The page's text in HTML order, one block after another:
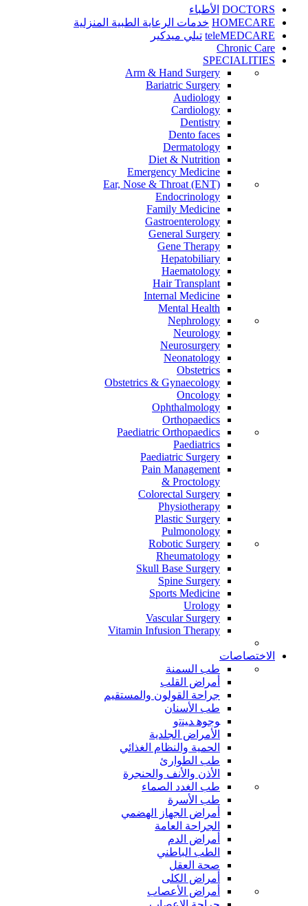
DOCTORS الأطباء
HOMECARE خدمات الرعاية الطبية المنزلية
teleMEDCARE تيلي ميدكير
Chronic Care
SPECIALITIES
Arm & Hand Surgery
Bariatric Surgery
Audiology
Cardiology
Dentistry
Dento faces
Dermatology
Diet & Nutrition
Emergency Medicine
Ear, Nose & Throat (ENT)
Endocrinology
Family Medicine
Gastroenterology
General Surgery
Gene Therapy
Hepatobiliary
Haematology
Hair Transplant
Internal Medicine
Mental Health
Nephrology
Neurology
Neurosurgery
Neonatology
Obstetrics
Obstetrics & Gynaecology
Oncology
Ophthalmology
Orthopaedics
Paediatric Orthopaedics
Paediatrics
Paediatric Surgery
Pain Management
Proctology &
Colorectal Surgery
Physiotherapy
Plastic Surgery
Pulmonology
Robotic Surgery
Rheumatology
Skull Base Surgery
Spine Surgery
Sports Medicine
Urology
Vascular Surgery
Vitamin Infusion Therapy
الاختصاصات
طب السمنة
أمراض القلب
جراحة القولون والمستقيم
طب الأسنان
ﻮﺟﻮﻫ ﺪﻴﻨﺗﻭ
الأمراض الجلدية
الحمية والنظام الغذائي
طب الطوارئ
الأذن والأنف والحنجرة
طب الغدد الصماء
طب الأسرة
أمراض الجهاز الهضمي
الجراحة العامة
أمراض الدم
الطب الباطني
صحة العقل
أمراض الكلى
أمراض الأعصاب